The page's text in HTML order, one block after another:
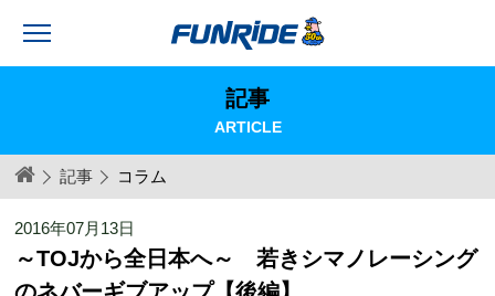
記事
ARTICLE
記事 コラム
2016年07月13日
～TOJから全日本へ～ 若きシマノレーシング